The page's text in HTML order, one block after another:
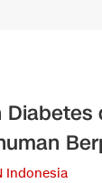
Indonesia